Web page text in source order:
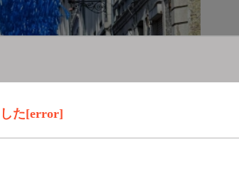
た[error]